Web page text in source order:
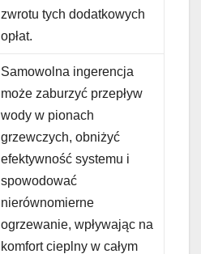
zwrotu tych dodatkowych
opłat.
Samowolna ingerencja
może zaburzyć przepływ
wody w pionach
grzewczych, obniżyć
efektywność systemu i
spowodować
nierównomierne
ogrzewanie, wpływając na
komfort cieplny w całym